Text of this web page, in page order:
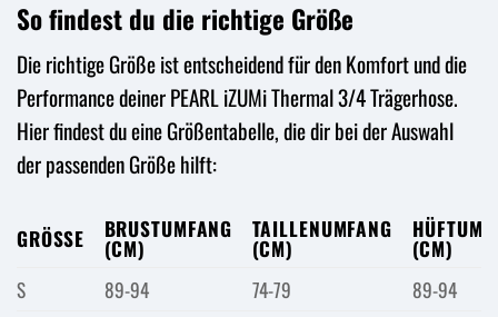
So findest du die richtige Größe
Die richtige Größe ist entscheidend für den Komfort und die
Performance deiner PEARL iZUMi Thermal 3/4 Trägerhose.
Hier findest du eine Größentabelle, die dir bei der Auswahl
der passenden Größe hilft:
GRÖSSE BRUSTUMFANG
(CM)
TAILLENUMFANG
(CM)
(CM)
S
89-94 74-79
89-94